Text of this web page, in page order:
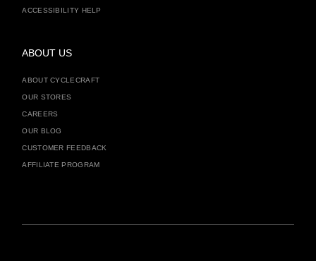
ACCESSIBILITY HELP
ABOUT US
ABOUT CYCLECRAFT
OUR STORES
CAREERS
OUR BLOG
CUSTOMER FEEDBACK
AFFILIATE PROGRAM